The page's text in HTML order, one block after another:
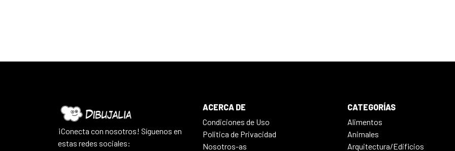
¡Conecta con nosotros! Síguenos en
estas redes sociales:
ACERCA DE
Condiciones de Uso
Politica de Privacidad
Nosotros-as
CATEGORÍAS
Alimentos
Animales
Arquitectura/Edificios